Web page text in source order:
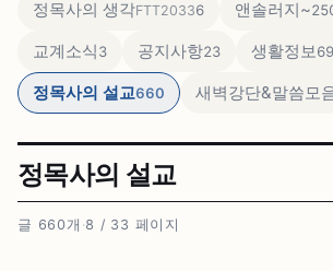
정목사의 생각FTT20336 앤솔러지~
교계소식3 공지사항23 생활정보69
정목사의 설교660 새벽강단&말씀모
정목사의 설교
글 660개 ·8 / 33 페이지